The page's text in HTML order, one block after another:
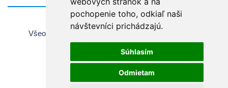
pochopenie toho, odkiaľ naši
návštevníci prichádzajú.
Súhlasím
Odmietam
Domov
Všeobecné informácie o používaní webovej stránky
Všeobecné obchodné podmienky
Autorské práva
Ochrana súkromia
Nastavenie Cookie